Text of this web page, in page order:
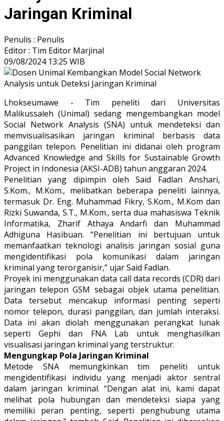
Jaringan Kriminal
Penulis : Penulis
Editor : Tim Editor Marjinal
09/08/2024 13:25 WIB
Lhokseumawe - Tim peneliti dari Universitas
Malikussaleh (Unimal) sedang mengembangkan model
Social Network Analysis (SNA) untuk mendeteksi dan
memvisualisasikan jaringan kriminal berbasis data
panggilan telepon. Penelitian ini didanai oleh program
Advanced Knowledge and Skills for Sustainable Growth
Project in Indonesia (AKSI-ADB) tahun anggaran 2024.
Penelitian yang dipimpin oleh Said Fadlan Anshari,
S.Kom., M.Kom., melibatkan beberapa peneliti lainnya,
termasuk Dr. Eng. Muhammad Fikry, S.Kom., M.Kom dan
Rizki Suwanda, S.T., M.Kom., serta dua mahasiswa Teknik
Informatika, Zharif Athaya Andarfi dan Muhammad
Adhiguna Hasibuan. “Penelitian ini bertujuan untuk
memanfaatkan teknologi analisis jaringan sosial guna
mengidentifikasi pola komunikasi dalam jaringan
kriminal yang terorganisir,” ujar Said Fadlan.
Proyek ini menggunakan data call data records (CDR) dari
jaringan telepon GSM sebagai objek utama penelitian.
Data tersebut mencakup informasi penting seperti
nomor telepon, durasi panggilan, dan jumlah interaksi.
Data ini akan diolah menggunakan perangkat lunak
seperti Gephi dan FNA Lab untuk menghasilkan
visualisasi jaringan kriminal yang terstruktur.
Mengungkap Pola Jaringan Kriminal
Metode SNA memungkinkan tim peneliti untuk
mengidentifikasi individu yang menjadi aktor sentral
dalam jaringan kriminal. “Dengan alat ini, kami dapat
melihat pola hubungan dan mendeteksi siapa yang
memiliki peran penting, seperti penghubung utama